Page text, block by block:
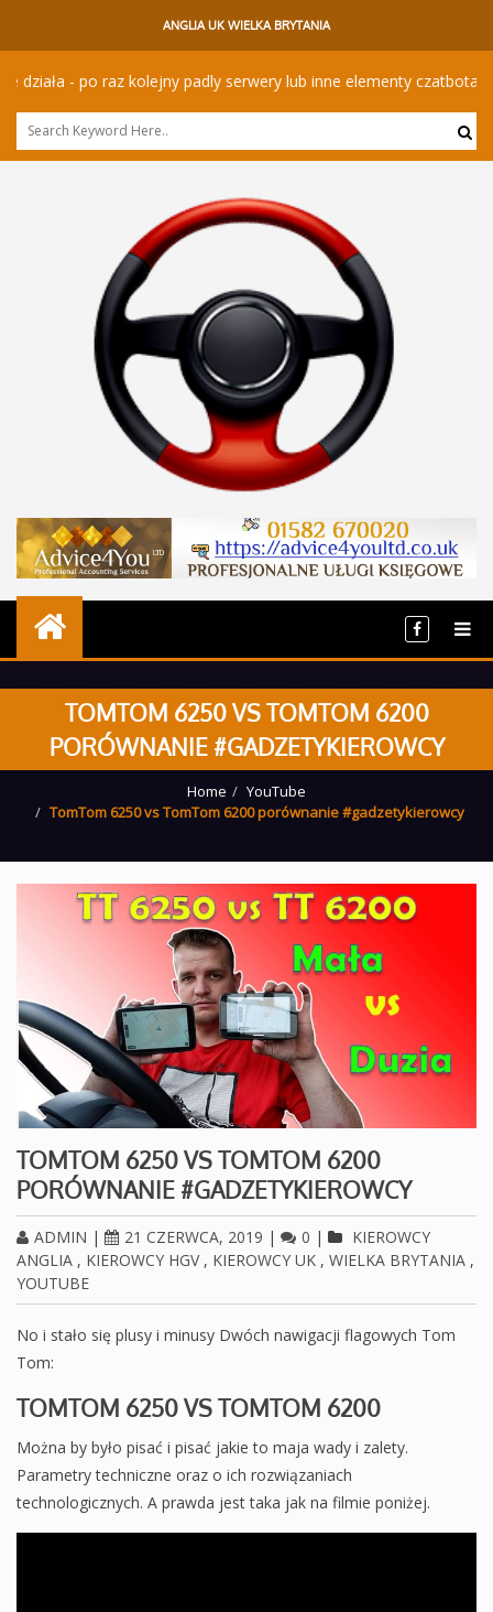
ANGLIA UK WIELKA BRYTANIA
- po raz kolejny padly serwery lub inne elementy czatbota
TOMTOM 6250 VS TOMTOM 6200
PORÓWNANIE #GADZETYKIEROWCY
Home
YouTube
TomTom 6250 vs TomTom 6200 porównanie #gadzetykierowcy
TOMTOM 6250 VS TOMTOM 6200
PORÓWNANIE #GADZETYKIEROWCY
ADMIN | 21 CZERWCA, 2019 | 0 |
KIEROWCY
ANGLIA , KIEROWCY HGV, KIEROWCY UK , WIELKA BRYTANIA ,
YOUTUBE
No i stało się plusy i minusy Dwóch nawigacji flagowych Tom
Tom:
TOMTOM 6250 VS TOMTOM 6200
Można by było pisać i pisać jakie to maja wady i zalety.
Parametry techniczne oraz o ich rozwiązaniach
technologicznych. A prawda jest taka jak na filmie poniżej.